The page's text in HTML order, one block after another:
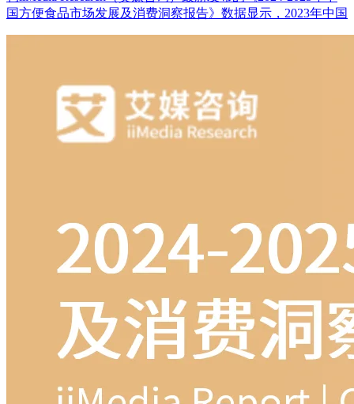
国方便食品市场发展及消费洞察报告》数据显示，2023年中国